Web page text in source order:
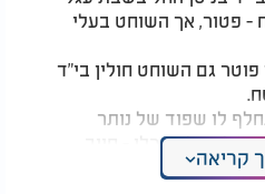
פטור, אך השוחט בעלי
גם השוחט חולין בי"ד
לו שפוד של נותר
לאוכלו ואכלו - חייב
קריאה